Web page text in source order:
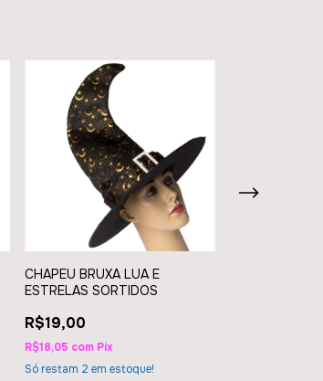
CHAPEU BRUXA LUA E
ESTRELAS SORTIDOS
R$19,00
R$18,05 com Pix
Só restam 2 em estoque!